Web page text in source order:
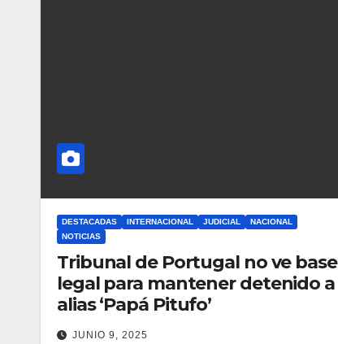
DESTACADAS INTERNACIONAL JUDICIAL
NACIONAL
NOTICIAS
Tribunal de Portugal no ve base
legal para mantener detenido a
alias ‘Papá Pitufo’
JUNIO 9, 2025